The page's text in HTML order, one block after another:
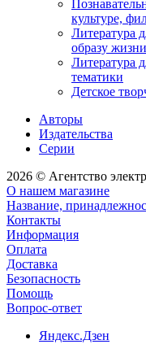
культуре,
Литература
образу жизни
Литература
тематики
Детское
Авторы
Издательства
Серии
2026 © Агентство
О нашем магазине
Название,
Контакты
Информация
Оплата
Доставка
Безопасность
Помощь
Вопрос-ответ
Яндекс.Дзен